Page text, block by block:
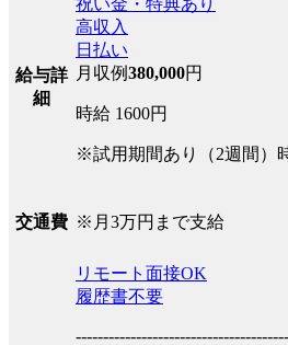
給与詳
細
高収入
日払い
月収例380,000円
時給 1600円
※試用期間あり（2週間）
交通費 ※月3万円まで支給
リモート面接OK
履歴書不要